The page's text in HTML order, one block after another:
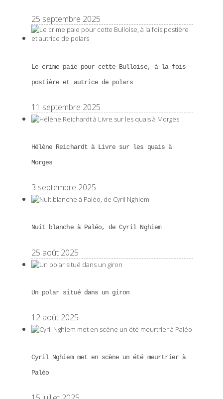
25 septembre 2025
Le crime paie pour cette Bulloise, à la fois
postière et autrice de polars
11 septembre 2025
Hélène Reichardt à Livre sur les quais à
Morges
3 septembre 2025
Nuit blanche à Paléo, de Cyril Nghiem
25 août 2025
Un polar situé dans un giron
12 août 2025
Cyril Nghiem met en scène un été meurtrier à
Paléo